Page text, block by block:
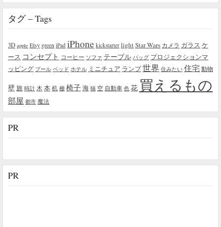
タグ – Tags
3D apple Etsy green iPad iPhone kickstarter lightStar Wars カメラ ガラス ケ
ース コンセプト コーヒー ソファ テーブル バッグ プロジェクションマ
ッピング プール ベッド ホテル ミニチュア ランプ世界 住みたい 住宅 動物
壁旅 時計 木 本机 棚 椅子海 猫 空 自動車 色 花 買えるもの
部屋 都市 魔法
PR
PR